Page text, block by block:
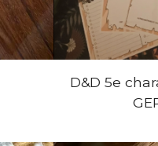
D&D 5e